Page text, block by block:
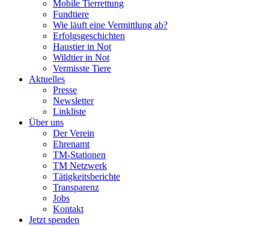
Mobile Tierrettung
Fundtiere
Wie läuft eine Vermittlung ab?
Erfolgsgeschichten
Haustier in Not
Wildtier in Not
Vermisste Tiere
Aktuelles
Presse
Newsletter
Linkliste
Über uns
Der Verein
Ehrenamt
TM-Stationen
TM Netzwerk
Tätigkeitsberichte
Transparenz
Jobs
Kontakt
Jetzt spenden